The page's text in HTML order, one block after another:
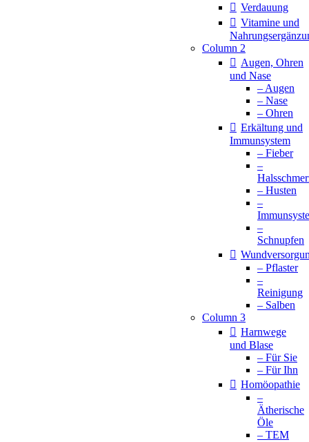
Verdauung
Vitamine und
Column 2
Augen, Ohren
und Nase
– Augen
– Nase
– Ohren
Erkältung und
Immunsystem
– Fieber
–
– Husten
–
–
Schnupfen
– Pflaster
–
Reinigung
– Salben
Column 3
Harnwege
und Blase
– Für Sie
– Für Ihn
Homöopathie
–
Ätherische
Öle
– TEM